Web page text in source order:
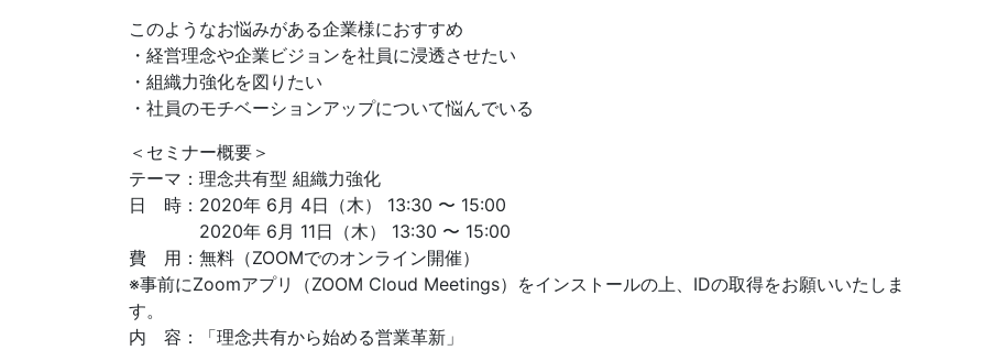
このようなお悩みがある企業様におすすめ
・経営理念や企業ビジョンを社員に浸透させたい
・組織力強化を図りたい
・社員のモチベーションアップについて悩んでいる
＜セミナー概要＞
テーマ：理念共有型 組織力強化
日 時：2020年 6月 4日（木） 13:30 〜 15:00
2020年 6月 11日（木） 13:30 〜 15:00
費 用：無料（ZOOMでのオンライン開催）
※事前にZoomアプリ（ZOOM Cloud Meetings）をインストールの上、IDの取得をお願いいたしま
す。
内 容：「理念共有から始める営業革新」